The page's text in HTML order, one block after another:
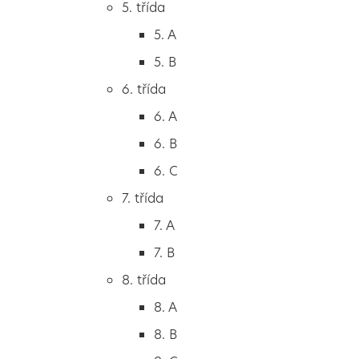
2. B
3. A
4. A
5. A
5. třída
5. A
5. B
6. třída
6. A
6. B
6. C
7. třída
7. A
7. B
8. třída
8. A
8. B